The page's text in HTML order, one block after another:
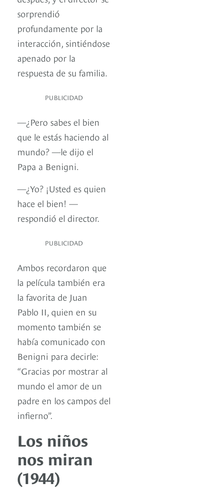
sorprendió
profundamente por la
interacción, sintiéndose
apenado por la
respuesta de su familia.
PUBLICIDAD
—¿Pero sabes el bien
que le estás haciendo al
mundo? —le dijo el
Papa a Benigni.
—¿Yo? ¡Usted es quien
hace el bien! —
respondió el director.
PUBLICIDAD
Ambos recordaron que
la película también era
la favorita de Juan
Pablo II, quien en su
momento también se
había comunicado con
Benigni para decirle:
“Gracias por mostrar al
mundo el amor de un
padre en los campos del
infierno”.
Los niños
nos miran
(1944)